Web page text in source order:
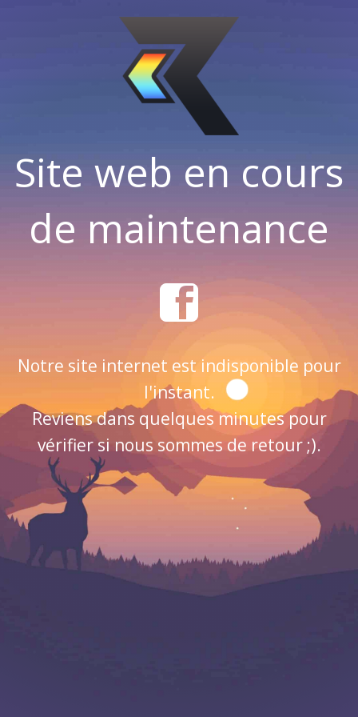
Site web en cours
de maintenance
Notre site internet est indisponible pour
l'instant.
Reviens dans quelques minutes pour
vérifier si nous sommes de retour ;).